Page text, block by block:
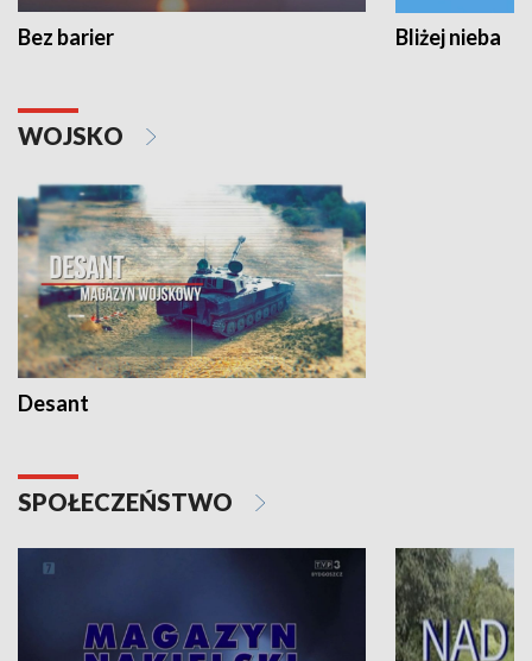
Bez barier Bliżej nieba
WOJSKO
Desant
SPOŁECZEŃSTWO